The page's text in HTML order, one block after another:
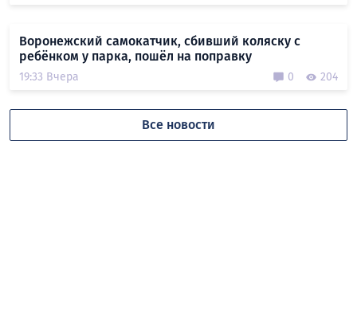
Воронежский самокатчик, сбивший коляску с
ребёнком у парка, пошёл на поправку
19:33 Вчера 0 204
Все новости